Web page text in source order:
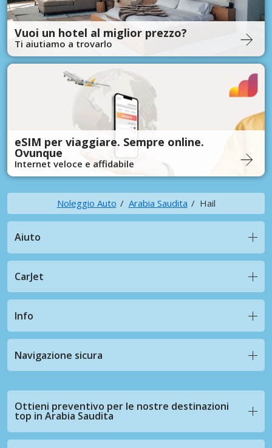
Vuoi un hotel al miglior prezzo?
Ti aiutiamo a trovarlo
eSIM per viaggiare. Sempre online.
Ovunque
Internet veloce e affidabile
Noleggio Auto Arabia Saudita Hail
Aiuto
CarJet
Info
Navigazione sicura
Ottieni preventivo per le nostre destinazioni
top in Arabia Saudita